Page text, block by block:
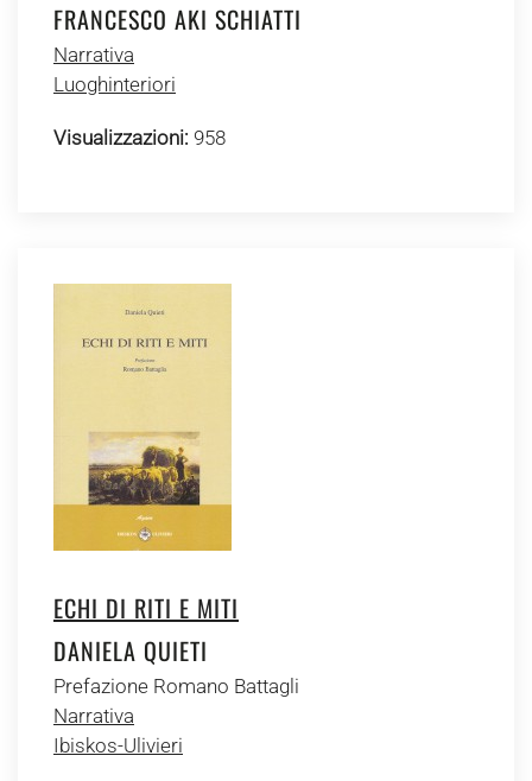
FRANCESCO AKI SCHIATTI
Narrativa
Luoghinteriori
Visualizzazioni: 958
ECHI DI RITI E MITI
DANIELA QUIETI
Prefazione Romano Battagli
Narrativa
Ibiskos-Ulivieri